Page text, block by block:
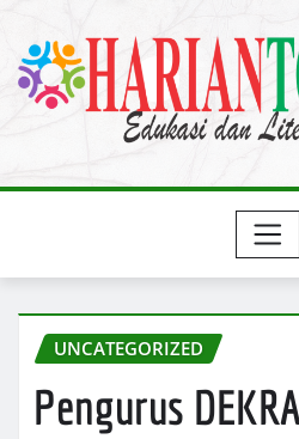
content
UNCATEGORIZED
Pengurus